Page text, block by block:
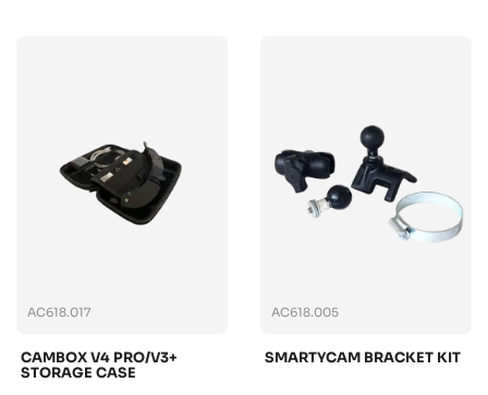
AC618.017
CAMBOX V4 PRO/V3+
STORAGE CASE
AC618.005
SMARTYCAM BRACKET KIT